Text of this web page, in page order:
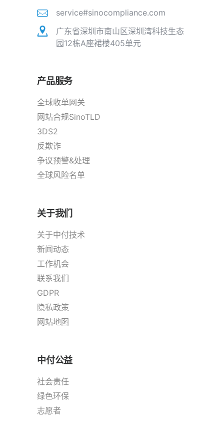
service#sinocompliance.com
广东省深圳市南山区深圳湾科技生态
园12栋A座裙楼405单元
产品服务
全球收单网关
网站合规SinoTLD
3DS2
反欺诈
争议预警&处理
全球风险名单
关于我们
关于中付技术
新闻动态
工作机会
联系我们
GDPR
隐私政策
网站地图
中付公益
社会责任
绿色环保
志愿者